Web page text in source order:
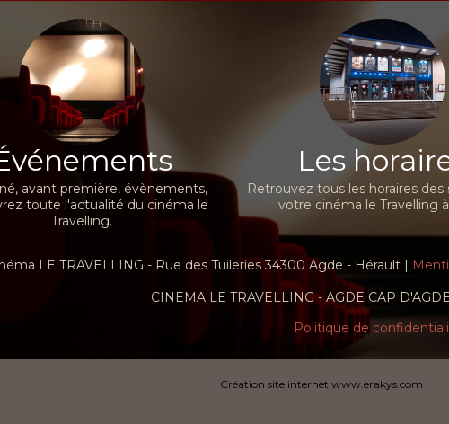
avant première, évènements,
toute l'actualité du cinéma le
Travelling.
Les
Retrouvez tous les horaires des
votre cinéma le Travelling
LE TRAVELLING - Rue des Tuileries 34300 Agde - Hérault |
CINEMA LE TRAVELLING - AGDE CAP
Politique de
Création site internet www.erakys.com